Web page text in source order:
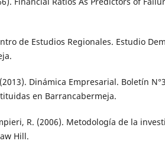
de Estudios Regionales. Estudio
(2013). Dinámica Empresarial. Boletín
en Barrancabermeja.
R. (2006). Metodología de la
Hill.